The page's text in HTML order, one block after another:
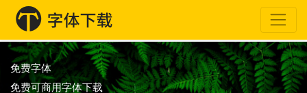
免费字体
免费可商用字体下载